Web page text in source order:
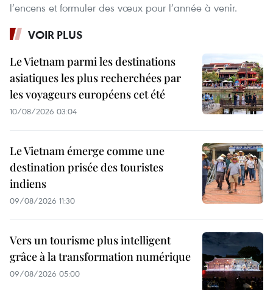
l’encens et formuler des vœux pour l’année à venir.
VOIR PLUS
Le Vietnam parmi les destinations
asiatiques les plus recherchées par
les voyageurs européens cet été
10/08/2026 03:04
Le Vietnam émerge comme une
destination prisée des touristes
indiens
09/08/2026 11:30
Vers un tourisme plus intelligent
grâce à la transformation numérique
09/08/2026 05:00